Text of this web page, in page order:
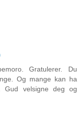
Gratulerer. Du
Og mange kan ha
velsigne deg og